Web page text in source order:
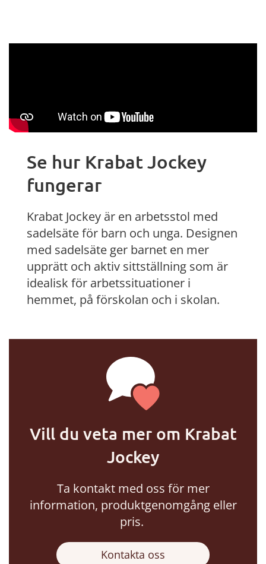
Se hur Krabat Jockey
fungerar
Krabat Jockey är en arbetsstol med
sadelsäte för barn och unga. Designen
med sadelsäte ger barnet en mer
upprätt och aktiv sittställning som är
idealisk för arbetssituationer i
hemmet, på förskolan och i skolan.
Vill du veta mer om Krabat
Jockey
Ta kontakt med oss för mer
information, produktgenomgång eller
pris.
Kontakta oss